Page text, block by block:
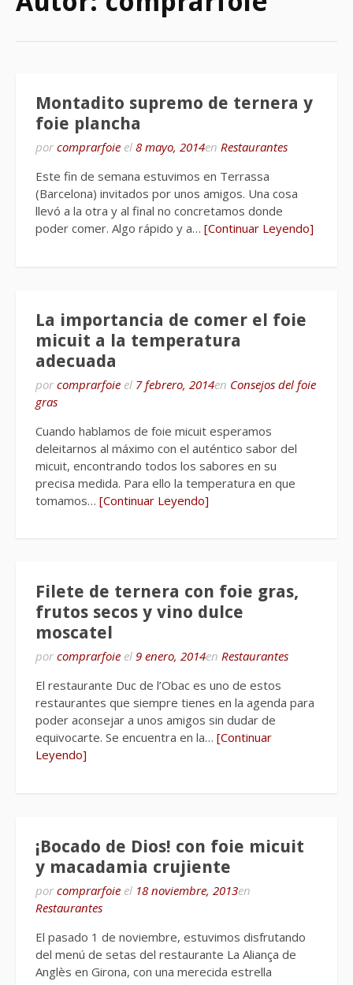
Montadito supremo de ternera y
foie plancha
por comprarfoie el 8 mayo, 2014en Restaurantes
Este fin de semana estuvimos en Terrassa
(Barcelona) invitados por unos amigos. Una cosa
llevó a la otra y al final no concretamos donde
poder comer. Algo rápido y a… [Continuar Leyendo]
La importancia de comer el foie
micuit a la temperatura
adecuada
por comprarfoie el 7 febrero, 2014en Consejos del foie
gras
Cuando hablamos de foie micuit esperamos
deleitarnos al máximo con el auténtico sabor del
micuit, encontrando todos los sabores en su
precisa medida. Para ello la temperatura en que
tomamos… [Continuar Leyendo]
Filete de ternera con foie gras,
frutos secos y vino dulce
moscatel
por comprarfoie el 9 enero, 2014en Restaurantes
El restaurante Duc de l’Obac es uno de estos
restaurantes que siempre tienes en la agenda para
poder aconsejar a unos amigos sin dudar de
equivocarte. Se encuentra en la… [Continuar
Leyendo]
¡Bocado de Dios! con foie micuit
y macadamia crujiente
por comprarfoie el 18 noviembre, 2013en
Restaurantes
El pasado 1 de noviembre, estuvimos disfrutando
del menú de setas del restaurante La Aliança de
Anglès en Girona, con una merecida estrella